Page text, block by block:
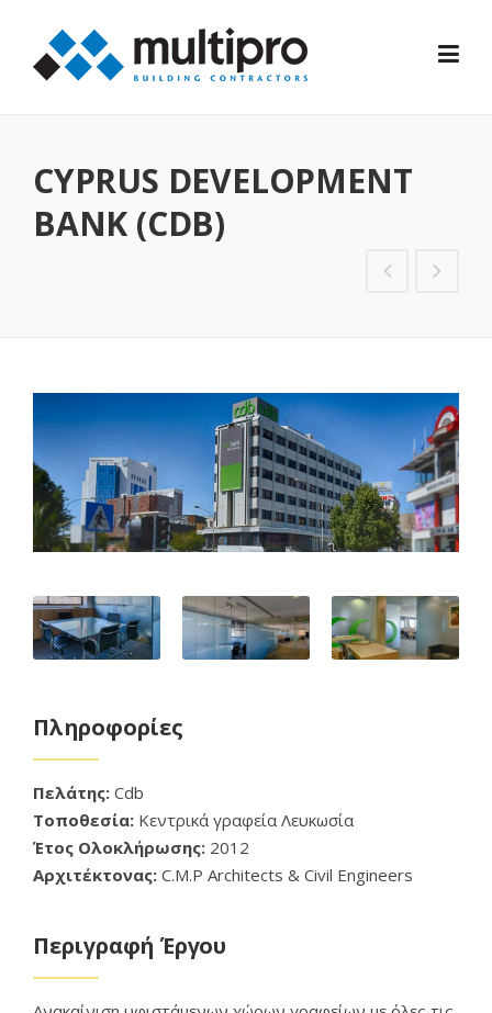
content
CYPRUS DEVELOPMENT
BANK (CDB)
Πληροφορίες
Πελάτης: Cdb
Τοποθεσία: Kεντρικά γραφεία Λευκωσία
Έτος Ολοκλήρωσης: 2012
Αρχιτέκτονας: C.M.P Architects & Civil Engineers
Περιγραφή Έργου